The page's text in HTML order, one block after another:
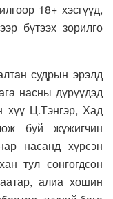
18+ хэсгүүд,
бүтээх зорилго
судрын эрэлд
насны дүрүүдэд
хүү Ц.Тэнгэр, Хад
буй жүжигчин
насанд хүрсэн
тул сонгогдсон
алиа хошин